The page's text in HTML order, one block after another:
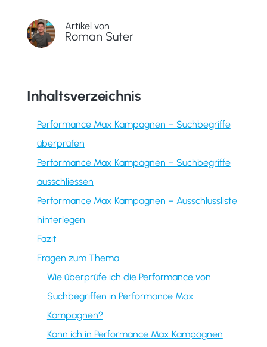
Artikel von
Roman Suter
Inhaltsverzeichnis
Performance Max Kampagnen – Suchbegriffe
überprüfen
Performance Max Kampagnen – Suchbegriffe
ausschliessen
Performance Max Kampagnen – Ausschlussliste
hinterlegen
Fazit
Fragen zum Thema
Wie überprüfe ich die Performance von
Suchbegriffen in Performance Max
Kampagnen?
Kann ich in Performance Max Kampagnen